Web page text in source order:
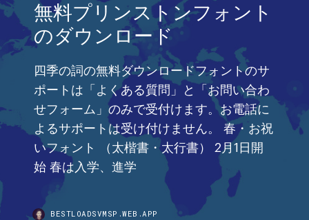
無料プリンストンフォント
のダウンロード
四季の詞の無料ダウンロードフォントのサ
ポートは「よくある質問」と「お問い合わ
せフォーム」のみで受付けます。お電話に
よるサポートは受け付けません。 春・お祝
いフォント （太楷書・太行書） 2月1日開
始 春は入学、進学
BESTLOADSVMSP.WEB.APP